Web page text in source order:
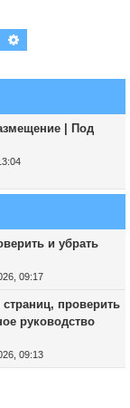
Поиск
| Под
и убрать
09:17
проверить
руководство
09:13